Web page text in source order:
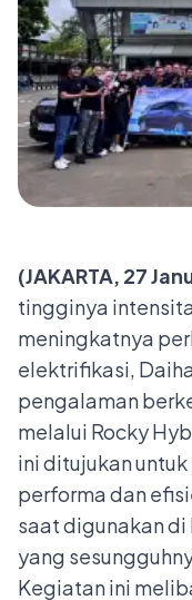
(JAKARTA, 27
tingginya
meningkatnya
elektrifikasi,
pengalaman
melalui Rocky
ini ditujukan
performa dan
saat digunakan
yang
Kegiatan ini